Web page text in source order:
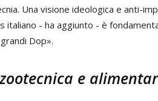
Una visione ideologica e anti-
italiano - ha aggiunto - è
Dop».
e